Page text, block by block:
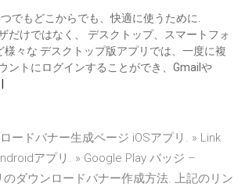
でもどこからでも、快適に使うために.
だけではなく、 デスクトップ、スマートフォ
様々な デスクトップ版アプリでは、一度に複
ントにログインすることができ、Gmailや
ードバナー生成ページ iOSアプリ. » Link
アプリ. » Google Play バッジ –
のダウンロードバナー作成方法. 上記のリン